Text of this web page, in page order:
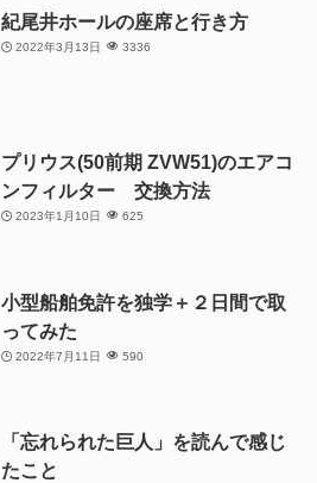
紀尾井ホールの座席と行き方
2022年3月13日 3336
プリウス(50前期 ZVW51)のエアコ
ンフィルター 交換方法
2023年1月10日 625
小型船舶免許を独学＋２日間で取
ってみた
2022年7月11日 590
「忘れられた巨人」を読んで感じ
たこと